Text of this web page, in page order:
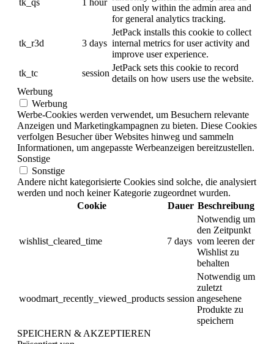
tk_qs 1 hour
used only within the admin area and
for general analytics tracking.
tk_r3d 3 days
JetPack installs this cookie to collect
internal metrics for user activity and
improve user experience.
tk_tc
session
JetPack sets this cookie to record
details on how users use the website.
Werbung
Werbung
Werbe-Cookies werden verwendet, um Besuchern relevante
Anzeigen und Marketingkampagnen zu bieten. Diese Cookies
verfolgen Besucher über Websites hinweg und sammeln
Informationen, um angepasste Werbeanzeigen bereitzustellen.
Sonstige
Sonstige
Andere nicht kategorisierte Cookies sind solche, die analysiert
werden und noch keiner Kategorie zugeordnet wurden.
Cookie
Dauer Beschreibung
wishlist_cleared_time 7 days
Notwendig um
den Zeitpunkt
vom leeren der
Wishlist zu
behalten
woodmart_recently_viewed_products session
Notwendig um
zuletzt
angesehene
Produkte zu
speichern
SPEICHERN & AKZEPTIEREN